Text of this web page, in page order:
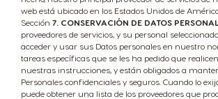
web está ubicado en los Estados Unidos de
Sección 7. CONSERVACIÓN DE DATOS
proveedores de servicios, y su personal
acceder y usar sus Datos personales en nuestro
tareas específicas que se les ha pedido que
nuestras instrucciones, y están obligados a
Personales confidenciales y seguros. Cuando lo
puede obtener una lista de los proveedores que
Spanish
Belgium
French